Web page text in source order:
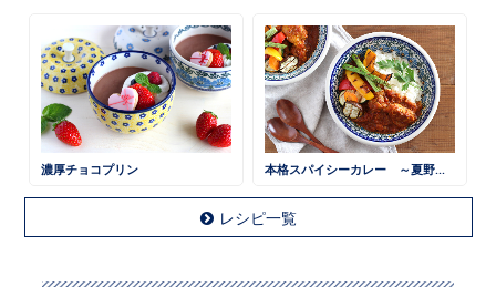
濃厚チョコプリン 本格スパイシーカレー ～夏野菜と一緒に～
レシピ一覧